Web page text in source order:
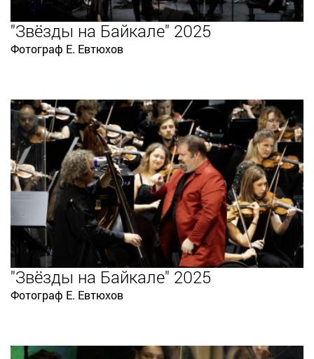
"Звёзды на Байкале" 2025
Фотограф Е. Евтюхов
"Звёзды на Байкале" 2025
Фотограф Е. Евтюхов